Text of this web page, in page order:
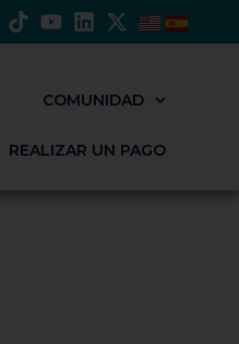
COMUNIDAD
REALIZAR UN PAGO